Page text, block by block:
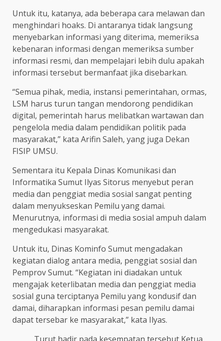
Untuk itu, katanya, ada beberapa cara melawan dan
menghindari hoaks. Di antaranya tidak langsung
menyebarkan informasi yang diterima, memeriksa
kebenaran informasi dengan memeriksa sumber
informasi resmi, dan mempelajari lebih dulu apakah
informasi tersebut bermanfaat jika disebarkan.
“Semua pihak, media, instansi pemerintahan, ormas,
LSM harus turun tangan mendorong pendidikan
digital, pemerintah harus melibatkan wartawan dan
pengelola media dalam pendidikan politik pada
masyarakat,” kata Arifin Saleh, yang juga Dekan
FISIP UMSU.
Sementara itu Kepala Dinas Komunikasi dan
Informatika Sumut Ilyas Sitorus menyebut peran
media dan penggiat media sosial sangat penting
dalam menyukseskan Pemilu yang damai.
Menurutnya, informasi di media sosial ampuh dalam
mengedukasi masyarakat.
Untuk itu, Dinas Kominfo Sumut mengadakan
kegiatan dialog antara media, penggiat sosial dan
Pemprov Sumut. “Kegiatan ini diadakan untuk
mengajak keterlibatan media dan penggiat media
sosial guna terciptanya Pemilu yang kondusif dan
damai, diharapkan informasi pesan pemilu damai
dapat tersebar ke masyarakat,” kata Ilyas.